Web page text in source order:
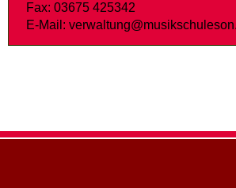
Fax: 03675 425342
E-Mail: